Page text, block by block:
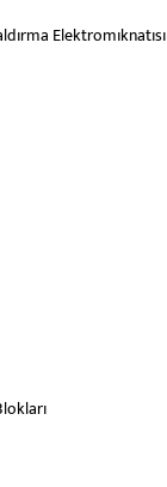
Elektromıknatısı